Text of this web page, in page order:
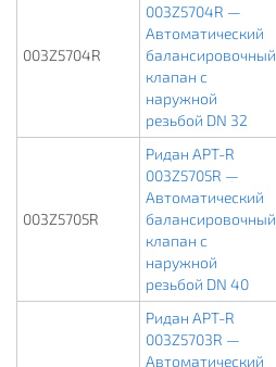
003Z5704R
003Z5704R —
Автоматический
балансировочный
клапан с
наружной
резьбой DN 32
003Z5705R
Ридан APT-R
003Z5705R —
Автоматический
балансировочный
клапан с
наружной
резьбой DN 40
Ридан APT-R
003Z5703R —
Автоматический